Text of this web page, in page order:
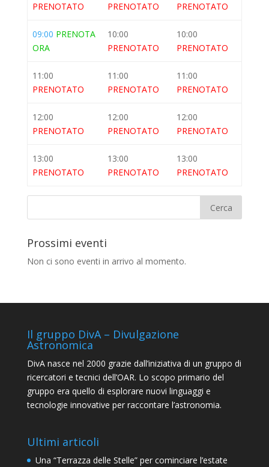
PRENOTATO
PRENOTATO
PRENOTATO
09:00 PRENOTA
ORA
10:00
PRENOTATO
10:00
PRENOTATO
11:00
PRENOTATO
11:00
PRENOTATO
11:00
PRENOTATO
12:00
PRENOTATO
12:00
PRENOTATO
12:00
PRENOTATO
13:00
PRENOTATO
13:00
PRENOTATO
13:00
PRENOTATO
Prossimi eventi
Non ci sono eventi in arrivo al momento.
Il gruppo DivA – Divulgazione
Astronomica
DivA nasce nel 2000 grazie dall’iniziativa di un gruppo di
ricercatori e tecnici dell’OAR. Lo scopo primario del
gruppo era quello di esplorare nuovi linguaggi e
tecnologie innovative per raccontare l’astronomia.
Ultimi articoli
Una “Terrazza delle Stelle” per cominciare l’estate